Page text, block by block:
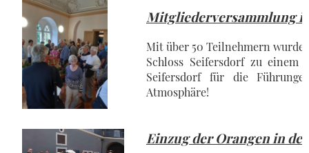
Mitgliederversammlung
Mit über 50 Teilnehmern wurde
Schloss Seifersdorf zu einem
Seifersdorf für die
Atmosphäre!
Einzug der Orangen in